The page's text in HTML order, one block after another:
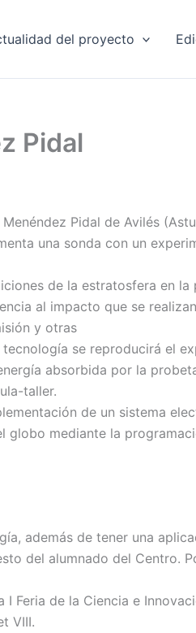
del proyecto
Pidal
Pidal de Avilés
una sonda con un
de la estratosfera en
al impacto que se
y otras
se reproducirá el
absorbida por la
taller.
de un sistema
mediante la
además de tener una
del alumnado del Centro.
de la Ciencia e
VIII.